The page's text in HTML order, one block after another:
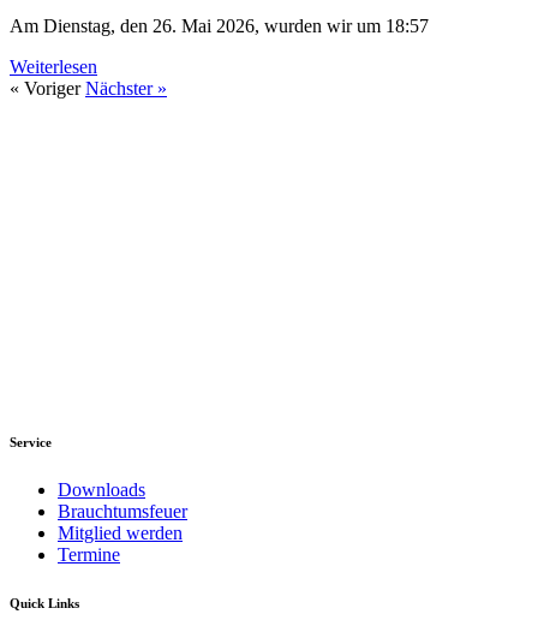
Am Dienstag, den 26. Mai 2026, wurden wir um 18:57
Weiterlesen
« Voriger Nächster »
Service
Downloads
Brauchtumsfeuer
Mitglied werden
Termine
Quick Links